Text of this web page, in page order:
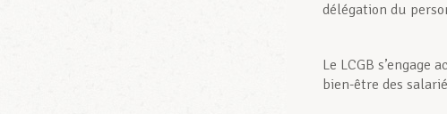
délégation du
Le LCGB
bien-être des